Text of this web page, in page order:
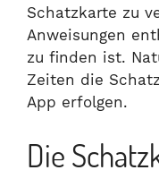
Schatzkarte zu
Anweisungen
zu finden ist.
Zeiten die
App erfolgen.
Die